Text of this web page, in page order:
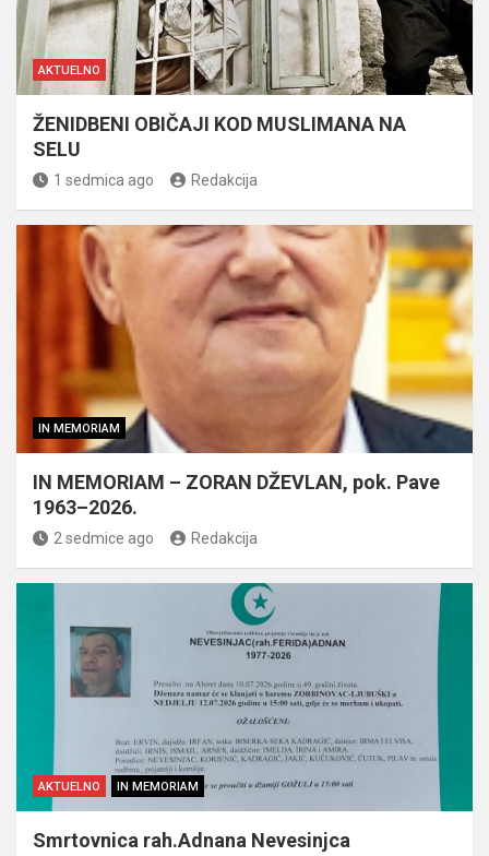
AKTUELNO
ŽENIDBENI OBIČAJI KOD MUSLIMANA NA
SELU
1 sedmica ago Redakcija
IN MEMORIAM
IN MEMORIAM – ZORAN DŽEVLAN, pok. Pave
1963–2026.
2 sedmice ago Redakcija
AKTUELNO IN MEMORIAM
Smrtovnica rah.Adnana Nevesinjca